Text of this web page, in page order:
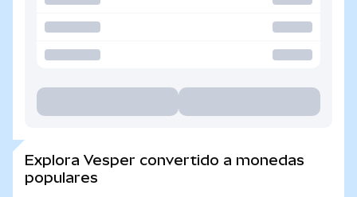
Explora Vesper convertido a monedas
populares